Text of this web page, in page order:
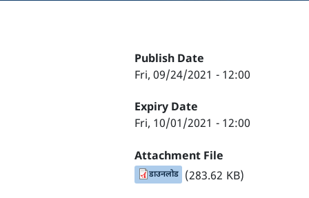
Publish Date
Fri, 09/24/2021 - 12:00
Expiry Date
Fri, 10/01/2021 - 12:00
Attachment File
डाउनलोड (283.62 KB)